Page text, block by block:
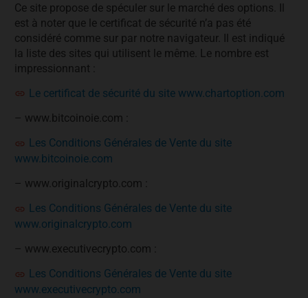
Ce site propose de spéculer sur le marché des options. Il
est à noter que le certificat de sécurité n’a pas été
considéré comme sur par notre navigateur. Il est indiqué
la liste des sites qui utilisent le même. Le nombre est
impressionnant :
Le certificat de sécurité du site www.chartoption.com
– www.bitcoinoie.com :
Les Conditions Générales de Vente du site
www.bitcoinoie.com
– www.originalcrypto.com :
Les Conditions Générales de Vente du site
www.originalcrypto.com
– www.executivecrypto.com :
Les Conditions Générales de Vente du site
www.executivecrypto.com